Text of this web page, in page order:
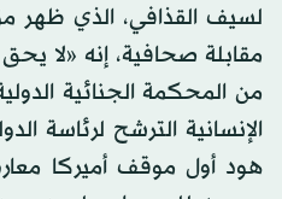
لسيف القذافي، الذي ظهر
مقابلة صحافية، إنه «لا
من المحكمة الجنائية
الإنسانية الترشح لرئاسة
هود أول موقف أميركا